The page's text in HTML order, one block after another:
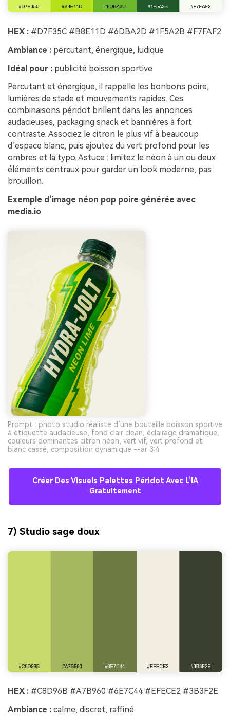
HEX : #D7F35C #B8E11D #6DBA2D #1F5A2B #F7FAF2
Ambiance : percutant, énergique, ludique
Idéal pour : publicité boisson sportive
Percutant et énergique, il rappelle les bonbons poire,
lumières de stade et mouvements rapides. Ces
combinaisons péridot brillent dans les annonces
audacieuses, packaging snack et bannières à fort
contraste. Associez le citron le plus vif à beaucoup
d’espace blanc, puis ajoutez du vert profond pour les
ombres et la typo. Astuce : limitez le néon à un ou deux
éléments centraux pour garder un look moderne, pas
brouillon.
Exemple d’image néon pop poire générée avec
media.io
Prompt : photo studio réaliste d’une bouteille boisson sportive
à étiquette audacieuse, fond clair clean, éclairage dramatique,
couleurs dominantes citron néon, vert vif, vert profond et
blanc cassé, composition dynamique --ar 3:4
Créer Des Visuels Palettes Péridot Avec L’IA
Gratuitement
7) Studio sage doux
HEX : #C8D96B #A7B960 #6E7C44 #EFECE2 #3B3F2E
Ambiance : calme, discret, raffiné